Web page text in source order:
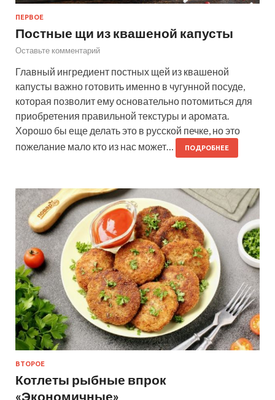
ПЕРВОЕ
Постные щи из квашеной капусты
Оставьте комментарий
Главный ингредиент постных щей из квашеной
капусты важно готовить именно в чугунной посуде,
которая позволит ему основательно потомиться для
приобретения правильной текстуры и аромата.
Хорошо бы еще делать это в русской печке, но это
пожелание мало кто из нас может…
ПОДРОБНЕЕ
ВТОРОЕ
Котлеты рыбные впрок
«Экономичные»